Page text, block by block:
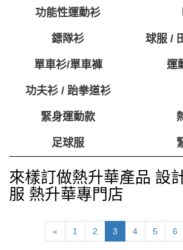
功能性運動衫
鏢隊衫 球服 /
單車衫/單車褲 運
功夫衫 / 跆拳道衫
緊身運動款
足球服
來樣訂做熱升華產品 設
服 熱升華專門店
« 1 2 3 4 5 6